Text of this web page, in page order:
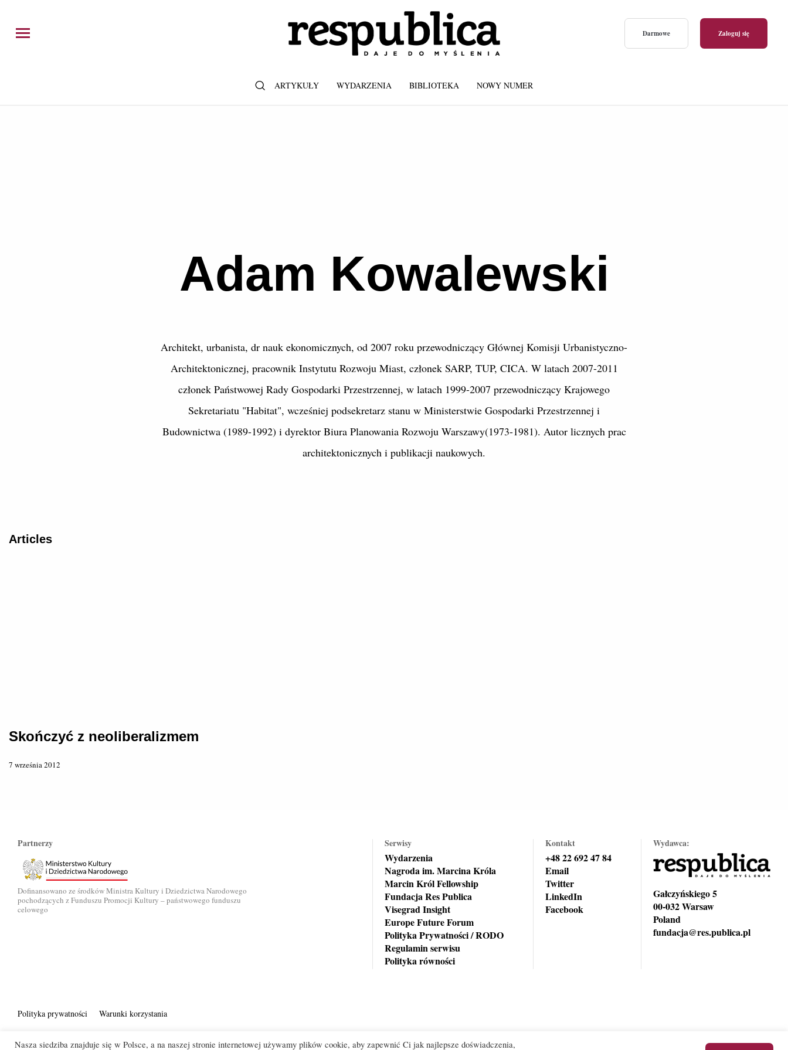
Darmowe Zaloguj się
ARTYKUŁY WYDARZENIA BIBLIOTEKA NOWY NUMER
Adam Kowalewski
Architekt, urbanista, dr nauk ekonomicznych, od 2007 roku przewodniczący Głównej Komisji Urbanistyczno-
Architektonicznej, pracownik Instytutu Rozwoju Miast, członek SARP, TUP, CICA. W latach 2007-2011
członek Państwowej Rady Gospodarki Przestrzennej, w latach 1999-2007 przewodniczący Krajowego
Sekretariatu "Habitat", wcześniej podsekretarz stanu w Ministerstwie Gospodarki Przestrzennej i
Budownictwa (1989-1992) i dyrektor Biura Planowania Rozwoju Warszawy(1973-1981). Autor licznych prac
architektonicznych i publikacji naukowych.
Articles
Skończyć z neoliberalizmem
7 września 2012
Partnerzy
Dofinansowano ze środków Ministra Kultury i Dziedzictwa Narodowego
pochodzących z Funduszu Promocji Kultury – państwowego funduszu
celowego
Serwisy
Wydarzenia
Nagroda im. Marcina Króla
Marcin Król Fellowship
Fundacja Res Publica
Visegrad Insight
Europe Future Forum
Polityka Prywatności / RODO
Regulamin serwisu
Polityka równości
Kontakt
+48 22 692 47 84
Email
Twitter
LinkedIn
Facebook
Wydawca:
Gałczyńskiego 5
00-032 Warsaw
Poland
fundacja@res.publica.pl
Polityka prywatności Warunki korzystania
Nasza siedziba znajduje się w Polsce, a na naszej stronie internetowej używamy plików cookie, aby zapewnić Ci jak najlepsze doświadczenia,